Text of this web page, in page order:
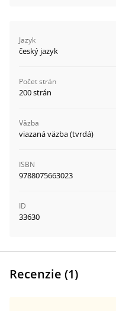
Jazyk
český jazyk
Počet strán
200 strán
Väzba
viazaná väzba (tvrdá)
ISBN
9788075663023
ID
33630
Recenzie (1)